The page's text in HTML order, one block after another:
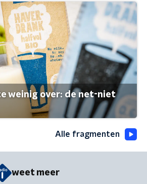
weinig over: de net-niet
Alle fragmenten
weet meer